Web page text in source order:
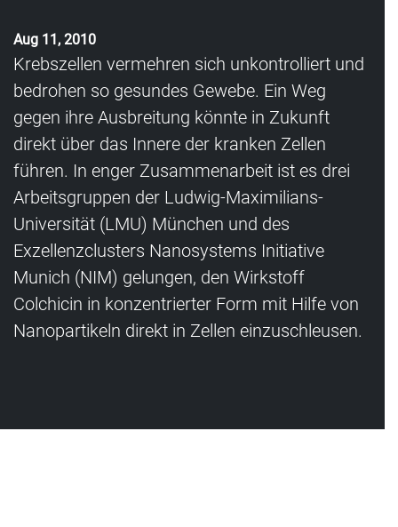
Aug 11, 2010
Krebszellen vermehren sich unkontrolliert und
bedrohen so gesundes Gewebe. Ein Weg
gegen ihre Ausbreitung könnte in Zukunft
direkt über das Innere der kranken Zellen
führen. In enger Zusammenarbeit ist es drei
Arbeitsgruppen der Ludwig-Maximilians-
Universität (LMU) München und des
Exzellenzclusters Nanosystems Initiative
Munich (NIM) gelungen, den Wirkstoff
Colchicin in konzentrierter Form mit Hilfe von
Nanopartikeln direkt in Zellen einzuschleusen.